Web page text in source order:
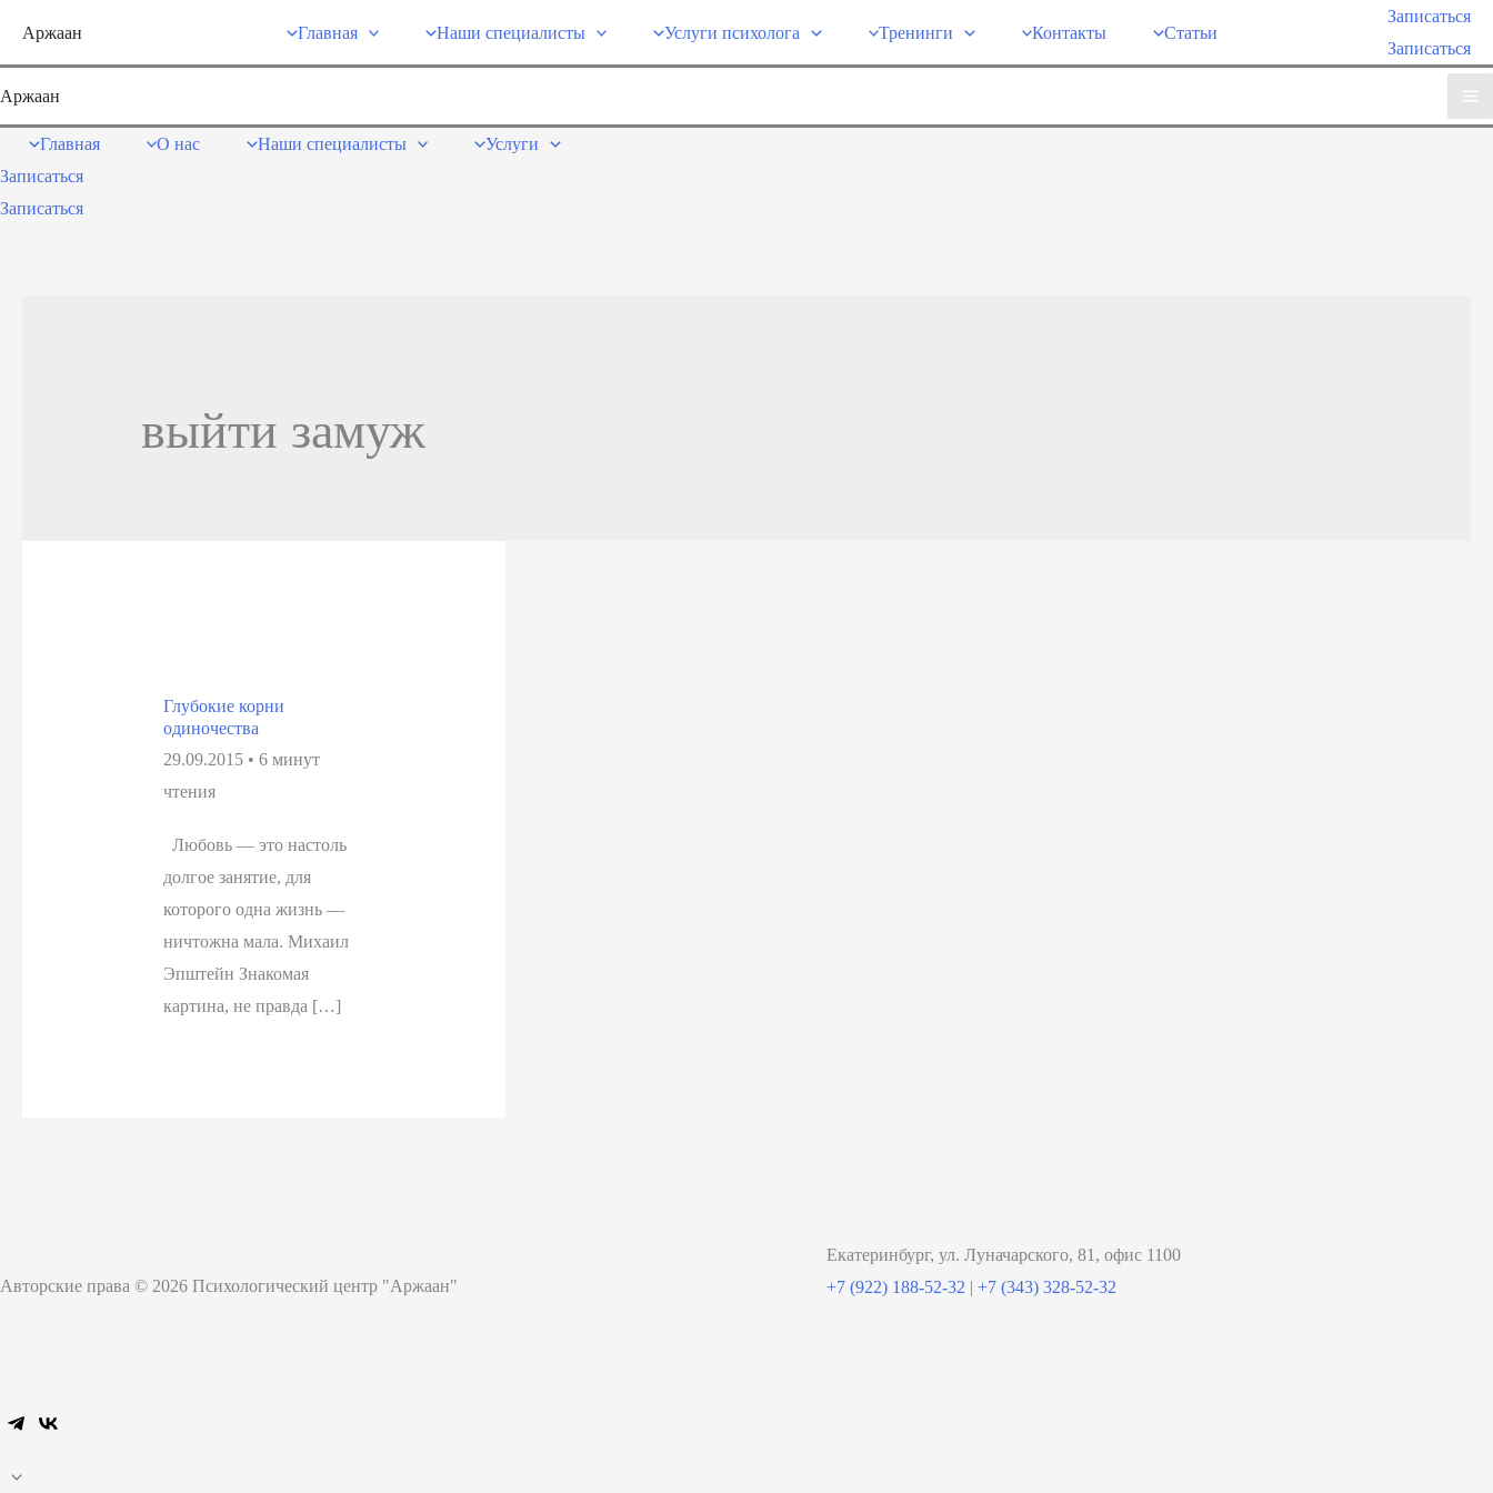
Аржаан Главная Наши специалисты Услуги психолога Тренинги Контакты Статьи
Записаться
Записаться
Аржаан
Главная О нас Наши специалисты
Услуги
Записаться
Записаться
выйти замуж
Глубокие корни
одиночества
29.09.2015 • 6 минут
чтения
Любовь — это настоль
долгое занятие, для
которого одна жизнь —
ничтожна мала. Михаил
Эпштейн Знакомая
картина, не правда […]
Авторские права © 2026 Психологический центр "Аржаан"
Екатеринбург, ул. Луначарского, 81, офис 1100
+7 (922) 188-52-32 | +7 (343) 328-52-32
Прокрутить